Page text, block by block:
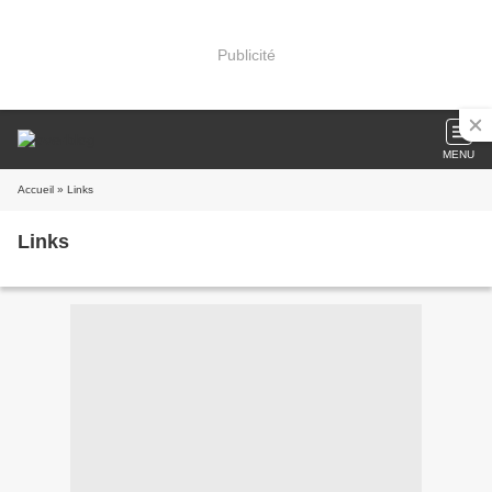
Publicité
MENU
Accueil » Links
Links